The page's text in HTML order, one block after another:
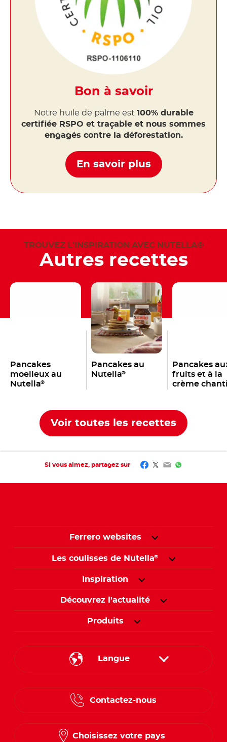
Bon à savoir
Notre huile de palme est 100% durable
certifiée RSPO et traçable et nous sommes
engagés contre la déforestation.
En savoir plus
TROUVEZ L'INSPIRATION AVEC NUTELLA®
Autres recettes
Pancakes
moelleux au
Nutella®
Pancakes au
Nutella®
Pancakes
fruits et à la
crème
Voir toutes les recettes
Si vous aimez, partagez sur Facebook
Twitter
EmailWhatsApp
Ferrero websites
Les coulisses de Nutella®
Inspiration
Découvrez l'actualité
Produits
Langue
French
Contactez-nous
Choisissez votre pays